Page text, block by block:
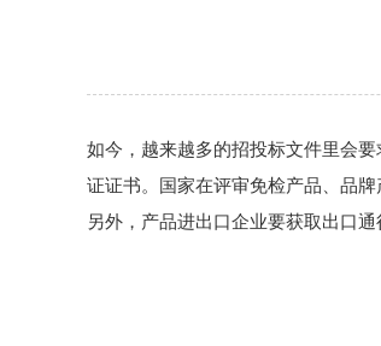
如今，越来越多的招投标文件里会
证证书。国家在评审免检产品、品
另外，产品进出口企业要获取出口